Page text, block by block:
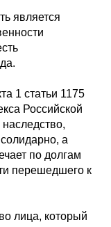
является
1 статьи 1175
Российской
а
по долгам
перешедшего к
лица, который